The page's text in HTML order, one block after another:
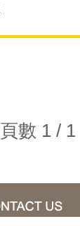
頁數 1 /